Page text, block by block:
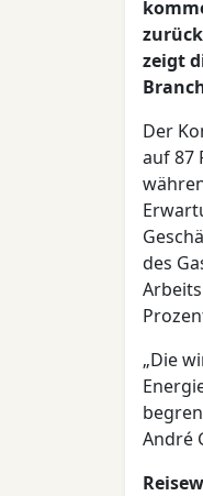
zeigt
Der
auf 87
des
„Die
André